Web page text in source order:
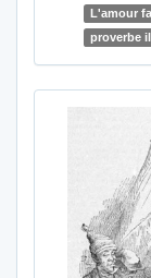
L'amour
proverbe